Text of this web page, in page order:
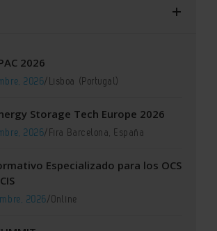
2026
2026/ Lisboa (Portugal)
Storage Tech Europe 2026
2026/ Fira Barcelona, España
Especializado para los OCS
2026/Online